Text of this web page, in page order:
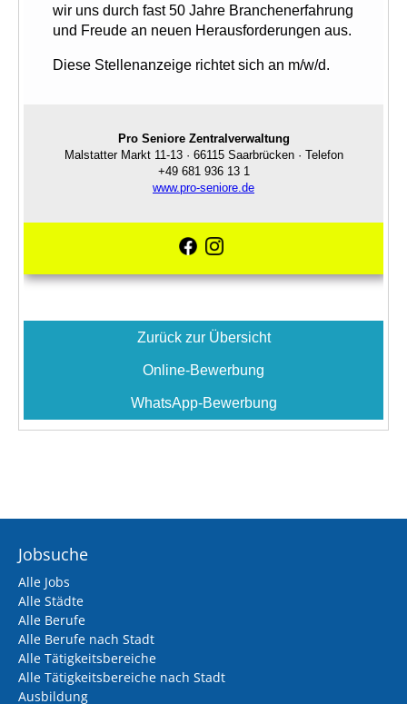
Jobsuche
Alle Jobs
Alle Städte
Alle Berufe
Alle Berufe nach Stadt
Alle Tätigkeitsbereiche
Alle Tätigkeitsbereiche nach Stadt
Ausbildung